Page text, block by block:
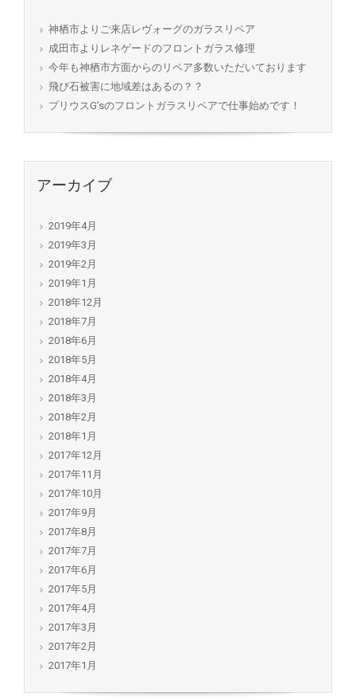
神栖市よりご来店レヴォーグのガラスリペア
成田市よりレネゲードのフロントガラス修理
今年も神栖市方面からのリペア多数いただいております
飛び石被害に地域差はあるの？？
プリウスG’sのフロントガラスリペアで仕事始めです！
アーカイブ
2019年4月
2019年3月
2019年2月
2019年1月
2018年12月
2018年7月
2018年6月
2018年5月
2018年4月
2018年3月
2018年2月
2018年1月
2017年12月
2017年11月
2017年10月
2017年9月
2017年8月
2017年7月
2017年6月
2017年5月
2017年4月
2017年3月
2017年2月
2017年1月